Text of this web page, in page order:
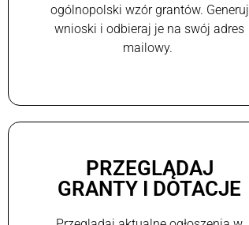
ogólnopolski wzór grantów. Generuj
wnioski i odbieraj je na swój adres
mailowy.
PRZEGLĄDAJ
GRANTY I DOTACJE